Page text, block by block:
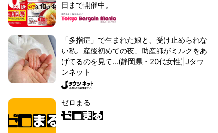
日まで開催中。
「多指症」で生まれた娘と、受け止められな
い私。産後初めての夜、助産師がミルクをあ
げてるのを見て...(静岡県・20代女性)|Jタウ
ンネット
ゼロまる